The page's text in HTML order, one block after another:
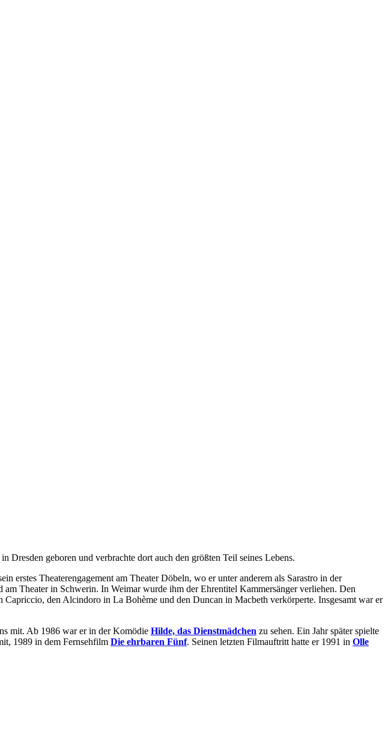
Dresden geboren und verbrachte dort auch den größten Teil seines Lebens.
erstes Theaterengagement am Theater Döbeln, wo er unter anderem als Sarastro in der
Theater in Schwerin. In Weimar wurde ihm der Ehrentitel Kammersänger verliehen. Den
den Alcindoro in La Bohème und den Duncan in Macbeth verkörperte. Insgesamt war er
mit. Ab 1986 war er in der Komödie Hilde, das Dienstmädchen zu sehen. Ein Jahr später spielte
1989 in dem Fernsehfilm Die ehrbaren Fünf. Seinen letzten Filmauftritt hatte er 1991 in Olle